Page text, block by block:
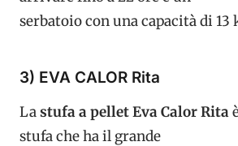
serbatoio con una capacità di 13
3) EVA CALOR Rita
Lastufa a pellet Eva Calor Rita
stufa che ha il grande